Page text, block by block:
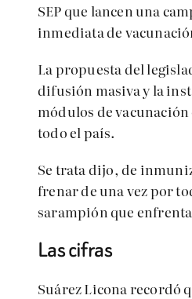
SEP que lancen una
inmediata de
La propuesta del
difusión masiva y la
módulos de vacunación
todo el país.
Se trata dijo, de
frenar de una vez por
sarampión que
Las cifras
Suárez Licona recordó